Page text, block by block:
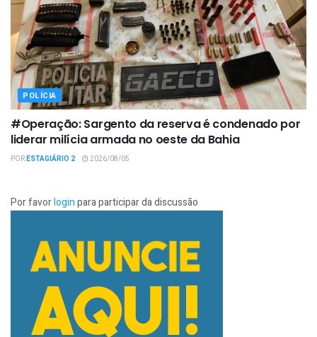
POLÍCIA
#Operação: Sargento da reserva é condenado por
liderar milícia armada no oeste da Bahia
PORESTAGIÁRIO 2 2026/08/05
Por favorloginpara participar da discussão